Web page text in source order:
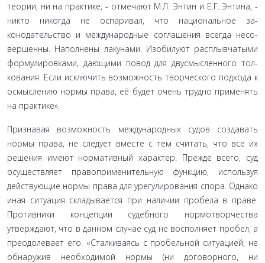
теории, ни на практике, - отмечают М.Л. Энтин и Е.Г. Энтина, -
никто никогда не оспаривал, что национальное за­
конодательство и международные соглашения всегда несо­
вершенны. Наполнены лакунами. Изобилуют расплывчатыми
формулировками, дающими повод для двусмысленного тол­
кования. Если исключить возможность творческого подхода к
осмыслению нормы права, её будет очень трудно применять
на практике».
Признавая возможность международных судов создавать
нормы права, не следует вместе с тем считать, что все их
реше­ния имеют нормативный характер. Прежде всего, суд
осущест­вляет правоприменительную функцию, используя
действую­щие нормы права для урегулирования спора. Однако
иная ситуация складывается при наличии пробела в праве.
Про­тивники концепции судебного нормотворчества
утверждают, что в данном случае суд не восполняет пробел, а
преодолевает его. «Сталкиваясь с пробельной ситуацией, не
обнаружив не­обходимой нормы (ни договорного, ни